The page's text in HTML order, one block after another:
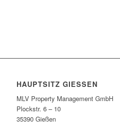
HAUPTSITZ GIESSEN
MLV Property Management GmbH
Plockstr. 6 – 10
35390 Gießen